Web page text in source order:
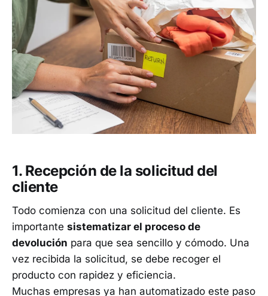
1. Recepción de la solicitud del
cliente
Todo comienza con una solicitud del cliente. Es
importante sistematizar el proceso de
devolución para que sea sencillo y cómodo. Una
vez recibida la solicitud, se debe recoger el
producto con rapidez y eficiencia.
Muchas empresas ya han automatizado este paso